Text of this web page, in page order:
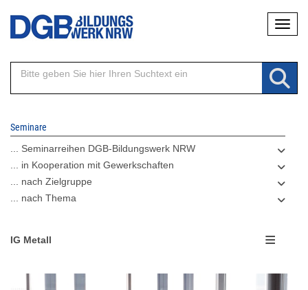
Direkt
Inhalt
Seminare
... Seminarreihen DGB-Bildungswerk NRW
... in Kooperation mit Gewerkschaften
... nach Zielgruppe
... nach Thema
IG Metall